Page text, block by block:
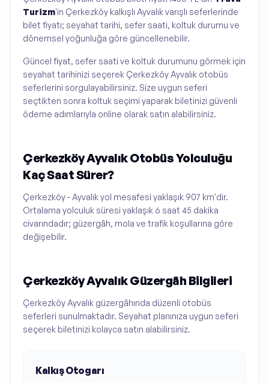
Turizm'in Çerkezköy kalkışlı Ayvalık varışlı seferlerinde
bilet fiyatı; seyahat tarihi, sefer saati, koltuk durumu ve
dönemsel yoğunluğa göre güncellenebilir.
Güncel fiyat, sefer saati ve koltuk durumunu görmek için
seyahat tarihinizi seçerek Çerkezköy Ayvalık otobüs
seferlerini sorgulayabilirsiniz. Size uygun seferi
seçtikten sonra koltuk seçimi yaparak biletinizi güvenli
ödeme adımlarıyla online olarak satın alabilirsiniz.
Çerkezköy Ayvalık Otobüs Yolculuğu
Kaç Saat Sürer?
Çerkezköy - Ayvalık yol mesafesi yaklaşık 907 km'dir.
Ortalama yolculuk süresi yaklaşık 6 saat 45 dakika
civarındadır; güzergâh, mola ve trafik koşullarına göre
değişebilir.
Çerkezköy Ayvalık Güzergâh Bilgileri
Çerkezköy Ayvalık güzergâhında düzenli otobüs
seferleri sunulmaktadır. Seyahat planınıza uygun seferi
seçerek biletinizi kolayca satın alabilirsiniz.
Kalkış Otogarı